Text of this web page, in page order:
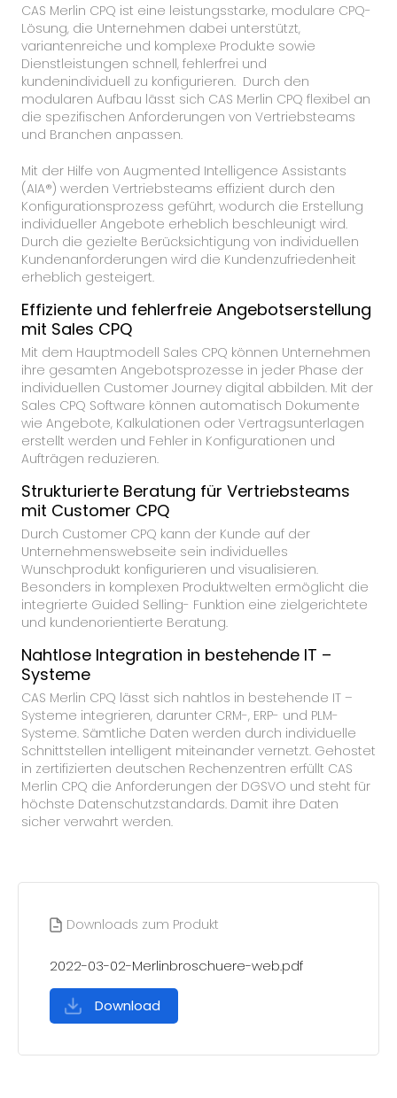
CAS Merlin CPQ ist eine leistungsstarke, modulare CPQ-
Lösung, die Unternehmen dabei unterstützt,
variantenreiche und komplexe Produkte sowie
Dienstleistungen schnell, fehlerfrei und
kundenindividuell zu konfigurieren. Durch den
modularen Aufbau lässt sich CAS Merlin CPQ flexibel an
die spezifischen Anforderungen von Vertriebsteams
und Branchen anpassen.
Mit der Hilfe von Augmented Intelligence Assistants
(AIA®) werden Vertriebsteams effizient durch den
Konfigurationsprozess geführt, wodurch die Erstellung
individueller Angebote erheblich beschleunigt wird.
Durch die gezielte Berücksichtigung von individuellen
Kundenanforderungen wird die Kundenzufriedenheit
erheblich gesteigert.
Effiziente und fehlerfreie Angebotserstellung
mit Sales CPQ
Mit dem Hauptmodell Sales CPQ können Unternehmen
ihre gesamten Angebotsprozesse in jeder Phase der
individuellen Customer Journey digital abbilden. Mit der
Sales CPQ Software können automatisch Dokumente
wie Angebote, Kalkulationen oder Vertragsunterlagen
erstellt werden und Fehler in Konfigurationen und
Aufträgen reduzieren.
Strukturierte Beratung für Vertriebsteams
mit Customer CPQ
Durch Customer CPQ kann der Kunde auf der
Unternehmenswebseite sein individuelles
Wunschprodukt konfigurieren und visualisieren.
Besonders in komplexen Produktwelten ermöglicht die
integrierte Guided Selling- Funktion eine zielgerichtete
und kundenorientierte Beratung.
Nahtlose Integration in bestehende IT –
Systeme
CAS Merlin CPQ lässt sich nahtlos in bestehende IT –
Systeme integrieren, darunter CRM-, ERP- und PLM-
Systeme. Sämtliche Daten werden durch individuelle
Schnittstellen intelligent miteinander vernetzt. Gehostet
in zertifizierten deutschen Rechenzentren erfüllt CAS
Merlin CPQ die Anforderungen der DGSVO und steht für
höchste Datenschutzstandards. Damit ihre Daten
sicher verwahrt werden.
Downloads zum Produkt
2022-03-02-Merlinbroschuere-web.pdf
Download